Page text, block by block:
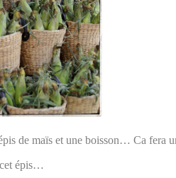
de maïs et une boisson… Ca fera
cet épis…